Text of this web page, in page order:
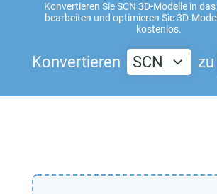
Konvertieren SieSCN 3D-Modelle in das
bearbeiten und optimieren Sie 3D-
kostenlos.
Konvertieren SCN zu